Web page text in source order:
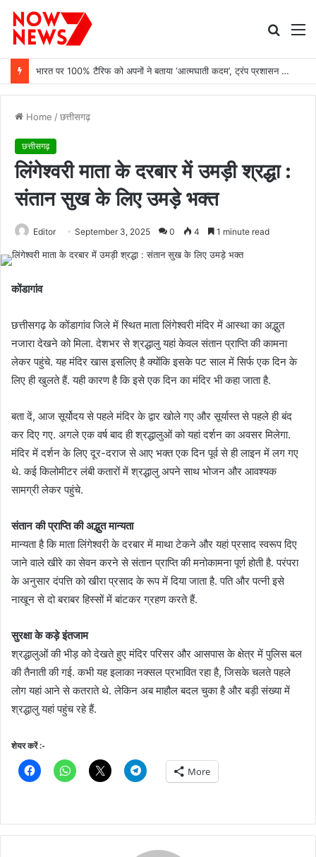
Search
भारत पर 100% टैरिफ को अपनों ने बताया ‘आत्मघाती कदम’, ट्रंप प्रशासन पर उठे सवाल
Home /छत्तीसगढ़
छत्तीसगढ़
लिंगेश्वरी माता के दरबार में उमड़ी श्रद्धा :
संतान सुख के लिए उमड़े भक्त
Editor September 3, 2025 0 4 1 minute read
कोंडागांव
छत्तीसगढ़ के कोंडागांव जिले में स्थित माता लिंगेश्वरी मंदिर में आस्था का अद्भुत
नजारा देखने को मिला. देशभर से श्रद्धालु यहां केवल संतान प्राप्ति की कामना
लेकर पहुंचे. यह मंदिर खास इसलिए है क्योंकि इसके पट साल में सिर्फ एक दिन के
लिए ही खुलते हैं. यही कारण है कि इसे एक दिन का मंदिर भी कहा जाता है.
बता दें, आज सूर्योदय से पहले मंदिर के द्वार खोले गए और सूर्यास्त से पहले ही बंद
कर दिए गए. अगले एक वर्ष बाद ही श्रद्धालुओं को यहां दर्शन का अवसर मिलेगा.
मंदिर में दर्शन के लिए दूर-दराज से आए भक्त एक दिन पूर्व से ही लाइन में लग गए
थे. कई किलोमीटर लंबी कतारों में श्रद्धालु अपने साथ भोजन और आवश्यक
सामग्री लेकर पहुंचे.
संतान की प्राप्ति की अद्भुत मान्यता
मान्यता है कि माता लिंगेश्वरी के दरबार में माथा टेकने और यहां प्रसाद स्वरूप दिए
जाने वाले खीरे का सेवन करने से संतान प्राप्ति की मनोकामना पूर्ण होती है. परंपरा
के अनुसार दंपत्ति को खीरा प्रसाद के रूप में दिया जाता है. पति और पत्नी इसे
नाखून से दो बराबर हिस्सों में बांटकर ग्रहण करते हैं.
सुरक्षा के कड़े इंतजाम
श्रद्धालुओं की भीड़ को देखते हुए मंदिर परिसर और आसपास के क्षेत्र में पुलिस बल
की तैनाती की गई. कभी यह इलाका नक्सल प्रभावित रहा है, जिसके चलते पहले
लोग यहां आने से कतराते थे. लेकिन अब माहौल बदल चुका है और बड़ी संख्या में
श्रद्धालु यहां पहुंच रहे हैं.
शेयर करें :-
More